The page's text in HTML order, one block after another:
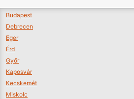
Budapest
Debrecen
Eger
Érd
Győr
Kaposvár
Kecskemét
Miskolc